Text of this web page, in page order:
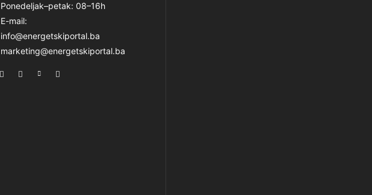
Ponedeljak–petak: 08–16h
E-mail:
info@energetskiportal.ba
marketing@energetskiportal.ba